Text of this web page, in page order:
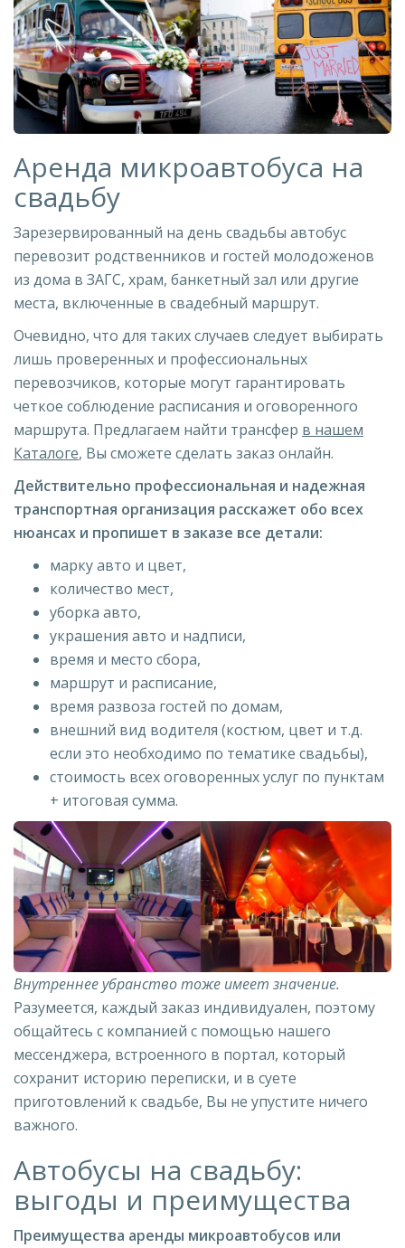
Аренда микроавтобуса на
свадьбу
Зарезервированный на день свадьбы автобус
перевозит родственников и гостей молодоженов
из дома в ЗАГС, храм, банкетный зал или другие
места, включенные в свадебный маршрут.
Очевидно, что для таких случаев следует выбирать
лишь проверенных и профессиональных
перевозчиков, которые могут гарантировать
четкое соблюдение расписания и оговоренного
маршрута. Предлагаем найти трансфер в нашем
Каталоге, Вы сможете сделать заказ онлайн.
Действительно профессиональная и надежная
транспортная организация расскажет обо всех
нюансах и пропишет в заказе все детали:
марку авто и цвет,
количество мест,
уборка авто,
украшения авто и надписи,
время и место сбора,
маршрут и расписание,
время развоза гостей по домам,
внешний вид водителя (костюм, цвет и т.д.
если это необходимо по тематике свадьбы),
стоимость всех оговоренных услуг по пунктам
+ итоговая сумма.
Внутреннее убранство тоже имеет значение.
Разумеется, каждый заказ индивидуален, поэтому
общайтесь с компанией с помощью нашего
мессенджера, встроенного в портал, который
сохранит историю переписки, и в суете
приготовлений к свадьбе, Вы не упустите ничего
важного.
Автобусы на свадьбу:
выгоды и преимущества
Преимущества аренды микроавтобусов или